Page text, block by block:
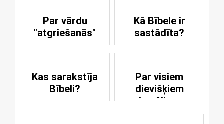
Par vārdu
"atgriešanās"
Kā Bībele ir
sastādīta?
Kas sarakstīja
Bībeli?
Par visiem
dievišķiem
baušļiem